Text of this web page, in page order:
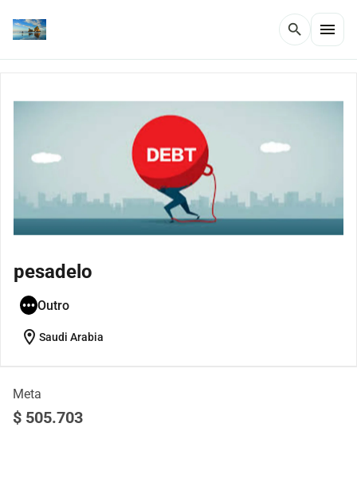
search menu
pesadelo
Outro
location_on Saudi Arabia
Meta
$ 505.703